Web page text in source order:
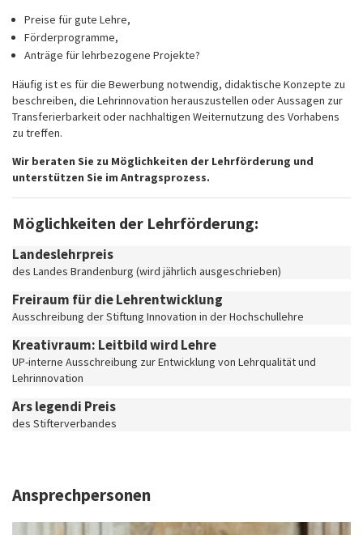
Preise für gute Lehre,
Förderprogramme,
Anträge für lehrbezogene Projekte?
Häufig ist es für die Bewerbung notwendig, didaktische Konzepte zu
beschreiben, die Lehrinnovation herauszustellen oder Aussagen zur
Transferierbarkeit oder nachhaltigen Weiternutzung des Vorhabens
zu treffen.
Wir beraten Sie zu Möglichkeiten der Lehrförderung und
unterstützen Sie im Antragsprozess.
Möglichkeiten der Lehrförderung:
Landeslehrpreis
des Landes Brandenburg (wird jährlich ausgeschrieben)
Freiraum für die Lehrentwicklung
Ausschreibung der Stiftung Innovation in der Hochschullehre
Kreativraum: Leitbild wird Lehre
UP-interne Ausschreibung zur Entwicklung von Lehrqualität und
Lehrinnovation
Ars legendi Preis
des Stifterverbandes
Ansprechpersonen